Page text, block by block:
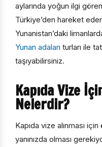
aylarında yoğun ilgi
Türkiye’den hareket
Yunanistan’daki
Yunan adaları turları ile
taşıyabilirsiniz.
Kapıda Vize
Nelerdir?
Kapıda vize alınması
yanınızda olması